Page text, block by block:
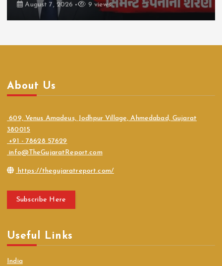
August 7, 2026 9 views
About Us
609, Venus Amadeus, Jodhpur Village, Ahmedabad, Gujarat
380015
+91 - 78628 57629
info@TheGujaratReport.com
https://thegujaratreport.com/
Subscribe Here
Useful Links
India